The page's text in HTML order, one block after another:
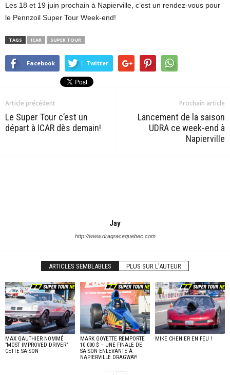
Les 18 et 19 juin prochain à Napierville, c’est un rendez-vous pour
le Pennzoil Super Tour Week-end!
TAGS ICAR SUPER TOUR
Facebook Twitter
Article précédent
Le Super Tour c’est un
départ à ICAR dès demain!
Prochain article
Lancement de la saison
UDRA ce week-end à
Napierville
Jay
http://www.dragracequebec.com
ARTICLES SEMBLABLES PLUS SUR L'AUTEUR
MAX GAUTHIER NOMMÉ
”MOST IMPROVED DRIVER”
CETTE SAISON
MARK GOYETTE REMPORTE
10 000 $ – UNE FINALE DE
SAISON ENLEVANTE À
NAPIERVILLE DRAGWAY!
MIKE CHENIER EN FEU !